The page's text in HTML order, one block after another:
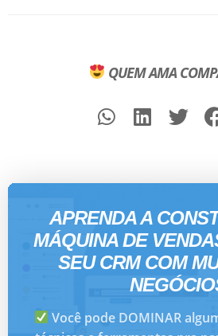
QUEM AMA
APRENDA A
MÁQUINA DE
SEU CRM COM
Você pode DOMINAR